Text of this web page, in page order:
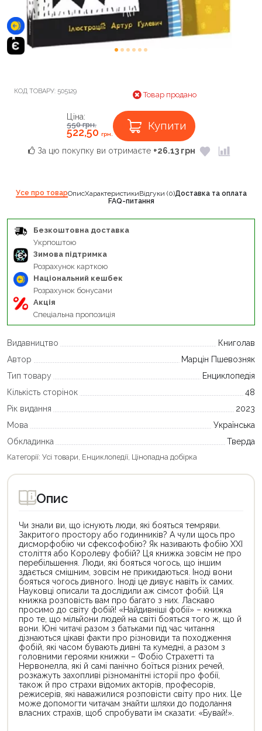
КОД ТОВАРУ: 505129 Товар продано
Ціна:
550грн.
522,50 грн.
Купити
За цю покупку ви отримаєте +26.13 грн
Усе про товарОписХарактеристикиВідгуки (0)Доставка та оплата
FAQ-питання
Безкоштовна доставка
Укрпоштою
Зимова підтримка
Розрахунок карткою
Національний кешбек
Розрахунок бонусами
Акція
Спеціальна пропозиція
Видавництво
Книголав
Автор
Марцін Пшевозняк
Тип товару
Енциклопедія
Кількість сторінок
48
Рік видання
2023
Мова
Українська
Обкладинка
Тверда
Категорії: Усі товари Енциклопедії Цінопадна добірка
Опис
Чи знали ви, що існують люди, які бояться темряви.
Закритого простору або годинників? А чули щось про
дисморфобію чи сфексофобію? Як називають фобію ХХІ
століття або Королеву фобій? Ця книжка зовсім не про
перебільшення. Люди, які бояться чогось, що іншим
здається смішним, зовсім не прикидаються. Іноді вони
бояться чогось дивного. Іноді це дивує навіть їх самих.
Науковці описали та дослідили аж сімсот фобій. Ця
книжка розповість вам про багато з них. Ласкаво
просимо до світу фобій! «Найдивніші фобії» – книжка
про те, що мільйони людей на світі бояться того ж, що й
вони. Юні читачі разом з батьками під час читання
дізнаються цікаві факти про різновиди та походження
фобій, які часом бувають дивні та кумедні, а разом з
головними героями книжки – Фобіо Страхетті та
Нервонелла, які й самі панічно боїться різних речей,
розкажуть захопливі різноманітні історії про фобії,
також й про страхи відомих акторів, професорів,
режисерів, які наважилися розповісти світу про них. Це
може допомогти читачам знайти шляхи до подолання
власних страхів, щоб спробувати їм сказати: «Бувай!».